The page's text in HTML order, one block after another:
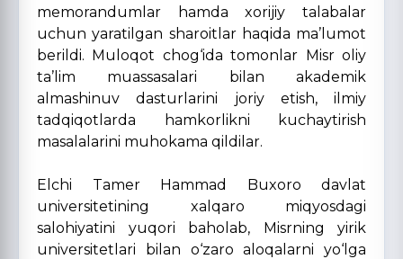
memorandumlar hamda xorijiy talabalar
uchun yaratilgan sharoitlar haqida ma’lumot
berildi. Muloqot chog‘ida tomonlar Misr oliy
ta’lim muassasalari bilan akademik
almashinuv dasturlarini joriy etish, ilmiy
tadqiqotlarda hamkorlikni kuchaytirish
masalalarini muhokama qildilar.
Elchi Tamer Hammad Buxoro davlat
universitetining xalqaro miqyosdagi
salohiyatini yuqori baholab, Misrning yirik
universitetlari bilan o‘zaro aloqalarni yo‘lga